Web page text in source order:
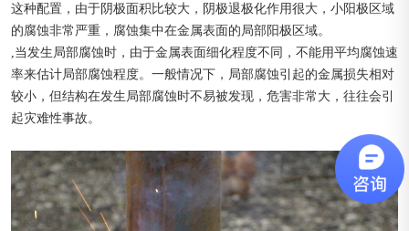
这种配置，由于阴极面积比较大，阴极退极化作用很大，小阳极区域
的腐蚀非常严重，腐蚀集中在金属表面的局部阳极区域。
,当发生局部腐蚀时，由于金属表面细化程度不同，不能用平均腐蚀速
率来估计局部腐蚀程度。一般情况下，局部腐蚀引起的金属损失相对
较小，但结构在发生局部腐蚀时不易被发现，危害非常大，往往会引
起灾难性事故。